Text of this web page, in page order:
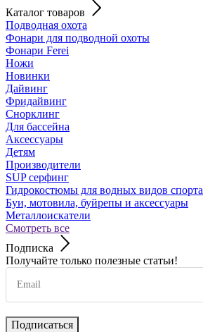
Каталог товаров
Подводная охота
Фонари для подводной охоты
Фонари Ferei
Ножи
Новинки
Дайвинг
Фридайвинг
Снорклинг
Для бассейна
Аксессуары
Детям
Производители
SUP серфинг
Гидрокостюмы для водных видов спорта
Буи, мотовила, буйрепы и аксессуары
Металлоискатели
Смотреть все
Подписка
Получайте только полезные статьи!
Подписаться